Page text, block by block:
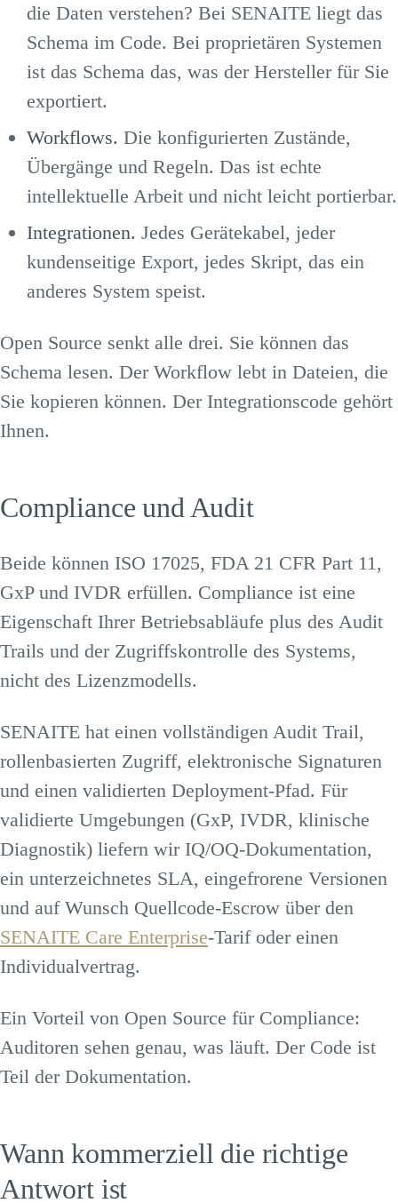
die Daten verstehen? Bei SENAITE liegt das
Schema im Code. Bei proprietären Systemen
ist das Schema das, was der Hersteller für Sie
exportiert.
Workflows. Die konfigurierten Zustände,
Übergänge und Regeln. Das ist echte
intellektuelle Arbeit und nicht leicht portierbar.
Integrationen. Jedes Gerätekabel, jeder
kundenseitige Export, jedes Skript, das ein
anderes System speist.
Open Source senkt alle drei. Sie können das
Schema lesen. Der Workflow lebt in Dateien, die
Sie kopieren können. Der Integrationscode gehört
Ihnen.
Compliance und Audit
Beide können ISO 17025, FDA 21 CFR Part 11,
GxP und IVDR erfüllen. Compliance ist eine
Eigenschaft Ihrer Betriebsabläufe plus des Audit
Trails und der Zugriffskontrolle des Systems,
nicht des Lizenzmodells.
SENAITE hat einen vollständigen Audit Trail,
rollenbasierten Zugriff, elektronische Signaturen
und einen validierten Deployment-Pfad. Für
validierte Umgebungen (GxP, IVDR, klinische
Diagnostik) liefern wir IQ/OQ-Dokumentation,
ein unterzeichnetes SLA, eingefrorene Versionen
und auf Wunsch Quellcode-Escrow über den
SENAITE Care Enterprise-Tarif oder einen
Individualvertrag.
Ein Vorteil von Open Source für Compliance:
Auditoren sehen genau, was läuft. Der Code ist
Teil der Dokumentation.
Wann kommerziell die richtige
Antwort ist